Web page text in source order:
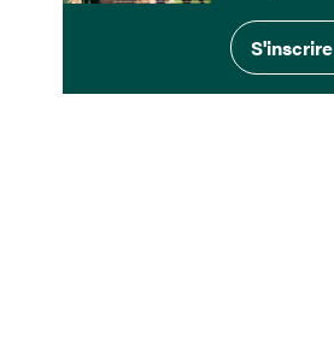
S'inscrire